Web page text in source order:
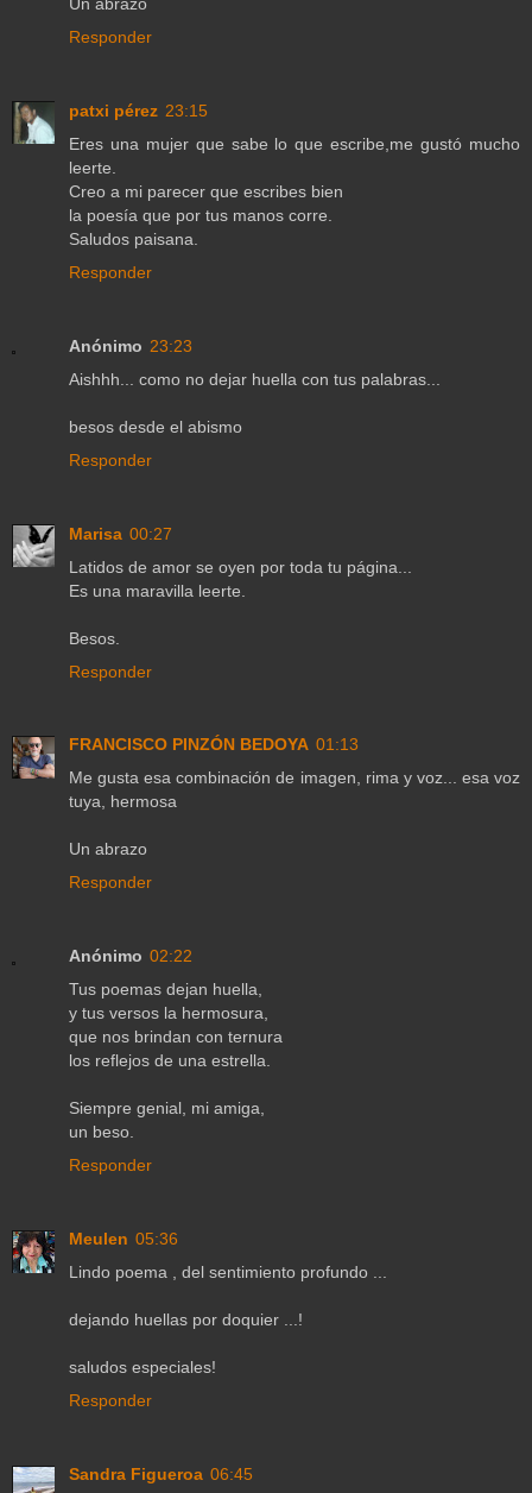
Responder
patxi pérez 23:15
Eres una mujer que sabe lo que escribe,me gustó mucho
leerte.
Creo a mi parecer que escribes bien
la poesía que por tus manos corre.
Saludos paisana.
Responder
Anónimo 23:23
Aishhh... como no dejar huella con tus palabras...
besos desde el abismo
Responder
Marisa 00:27
Latidos de amor se oyen por toda tu página...
Es una maravilla leerte.
Besos.
Responder
FRANCISCO PINZÓN BEDOYA 01:13
Me gusta esa combinación de imagen, rima y voz... esa voz
tuya, hermosa
Un abrazo
Responder
Anónimo 02:22
Tus poemas dejan huella,
y tus versos la hermosura,
que nos brindan con ternura
los reflejos de una estrella.
Siempre genial, mi amiga,
un beso.
Responder
Meulen 05:36
Lindo poema , del sentimiento profundo ...
dejando huellas por doquier ...!
saludos especiales!
Responder
Sandra Figueroa 06:45